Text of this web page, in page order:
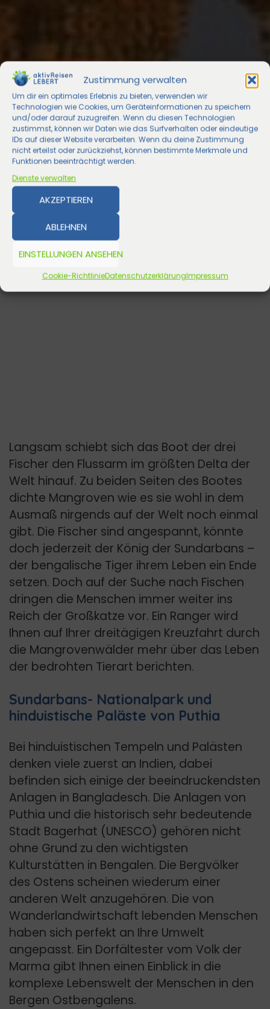
Zustimmung verwalten
Um dir ein optimales Erlebnis zu bieten, verwenden wir
Technologien wie Cookies, um Geräteinformationen zu speichern
und/oder darauf zuzugreifen. Wenn du diesen Technologien
zustimmst, können wir Daten wie das Surfverhalten oder eindeutige
IDs auf dieser Website verarbeiten. Wenn du deine Zustimmung
nicht erteilst oder zurückziehst, können bestimmte Merkmale und
Funktionen beeinträchtigt werden.
Dienste verwalten
AKZEPTIEREN
ABLEHNEN
EINSTELLUNGEN ANSEHEN
Cookie-RichtlinieDatenschutzerklärungImpressum
Langsam schiebt sich das Boot der drei
Fischer den Flussarm im größten Delta der
Welt hinauf. Zu beiden Seiten des Bootes
dichte Mangroven wie es sie wohl in dem
Ausmaß nirgends auf der Welt noch einmal
gibt. Die Fischer sind angespannt, könnte
doch jederzeit der König der Sundarbans –
der bengalische Tiger ihrem Leben ein Ende
setzen. Doch auf der Suche nach Fischen
dringen die Menschen immer weiter ins
Reich der Großkatze vor. Ein Ranger wird
Ihnen auf Ihrer dreitägigen Kreuzfahrt durch
die Mangrovenwälder mehr über das Leben
der bedrohten Tierart berichten.
Sundarbans- Nationalpark und
hinduistische Paläste von Puthia
Bei hinduistischen Tempeln und Palästen
denken viele zuerst an Indien, dabei
befinden sich einige der beeindruckendsten
Anlagen in Bangladesch. Die Anlagen von
Puthia und die historisch sehr bedeutende
Stadt Bagerhat (UNESCO) gehören nicht
ohne Grund zu den wichtigsten
Kulturstätten in Bengalen. Die Bergvölker
des Ostens scheinen wiederum einer
anderen Welt anzugehören. Die von
Wanderlandwirtschaft lebenden Menschen
haben sich perfekt an Ihre Umwelt
angepasst. Ein Dorfältester vom Volk der
Marma gibt Ihnen einen Einblick in die
komplexe Lebenswelt der Menschen in den
Bergen Ostbengalens.